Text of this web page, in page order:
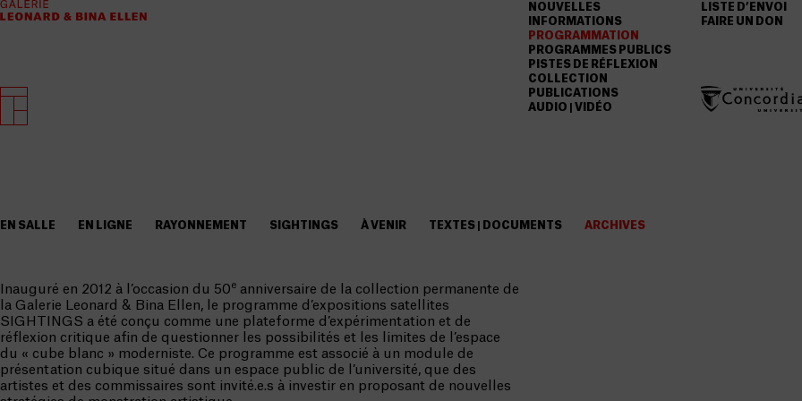
NOUVELLES
INFORMATIONS
PROGRAMMATION
PROGRAMMES PUBLICS
PISTES DE RÉFLEXION
COLLECTION
PUBLICATIONS
AUDIO | VIDÉO
LISTE D’ENVOI
FAIRE UN DON
EN SALLE EN LIGNE RAYONNEMENT SIGHTINGS À VENIR TEXTES | DOCUMENTS ARCHIVES
Inauguré en 2012 à l’occasion du 50e anniversaire de la collection permanente de
la Galerie Leonard & Bina Ellen, le programme d’expositions satellites
SIGHTINGS a été conçu comme une plateforme d’expérimentation et de
réflexion critique afin de questionner les possibilités et les limites de l’espace
du « cube blanc » moderniste. Ce programme est associé à un module de
présentation cubique situé dans un espace public de l’université, que des
artistes et des commissaires sont invité.e.s à investir en proposant de nouvelles